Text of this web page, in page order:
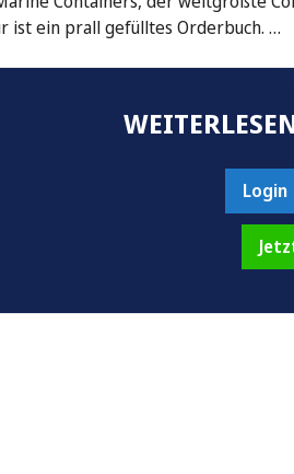
ist ein prall gefülltes Orderbuch. …
Login